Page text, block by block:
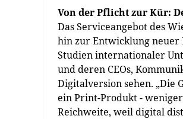
Von der Pflicht zur Kür:
Das Serviceangebot des
hin zur Entwicklung neuer
Studien internationaler
und deren CEOs,
Digitalversion sehen. „Die
ein Print-Produkt -
Reichweite, weil digital